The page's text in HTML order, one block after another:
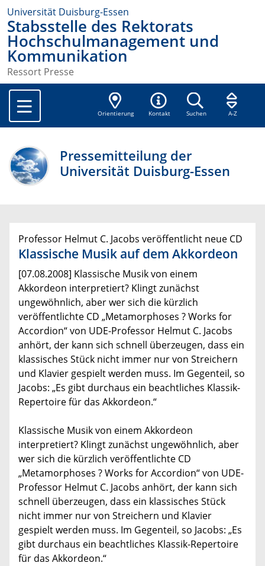
Universität Duisburg-Essen
Stabsstelle des Rektorats
Hochschulmanagement und
Kommunikation
Ressort Presse
Orientierung Kontakt Suchen A-Z
Pressemitteilung der
Universität Duisburg-Essen
Professor Helmut C. Jacobs veröffentlicht neue CD
Klassische Musik auf dem Akkordeon
[07.08.2008] Klassische Musik von einem
Akkordeon interpretiert? Klingt zunächst
ungewöhnlich, aber wer sich die kürzlich
veröffentlichte CD „Metamorphoses ? Works for
Accordion“ von UDE-Professor Helmut C. Jacobs
anhört, der kann sich schnell überzeugen, dass ein
klassisches Stück nicht immer nur von Streichern
und Klavier gespielt werden muss. Im Gegenteil, so
Jacobs: „Es gibt durchaus ein beachtliches Klassik-
Repertoire für das Akkordeon.“
Klassische Musik von einem Akkordeon
interpretiert? Klingt zunächst ungewöhnlich, aber
wer sich die kürzlich veröffentlichte CD
„Metamorphoses ? Works for Accordion“ von UDE-
Professor Helmut C. Jacobs anhört, der kann sich
schnell überzeugen, dass ein klassisches Stück
nicht immer nur von Streichern und Klavier
gespielt werden muss. Im Gegenteil, so Jacobs: „Es
gibt durchaus ein beachtliches Klassik-Repertoire
für das Akkordeon.“